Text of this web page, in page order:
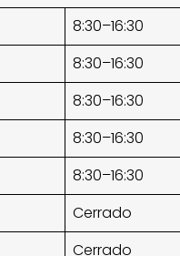
8:30–16:30
8:30–16:30
8:30–16:30
8:30–16:30
8:30–16:30
Cerrado
Cerrado